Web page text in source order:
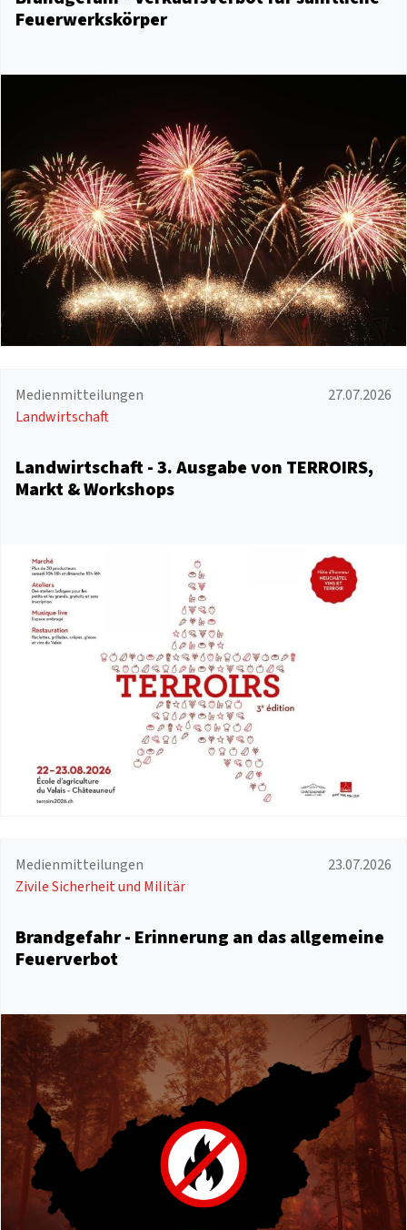
Feuerwerkskörper
Medienmitteilungen
27.07.2026
Landwirtschaft
Landwirtschaft - 3. Ausgabe von TERROIRS,
Markt & Workshops
Medienmitteilungen
23.07.2026
Zivile Sicherheit und Militär
Brandgefahr - Erinnerung an das allgemeine
Feuerverbot